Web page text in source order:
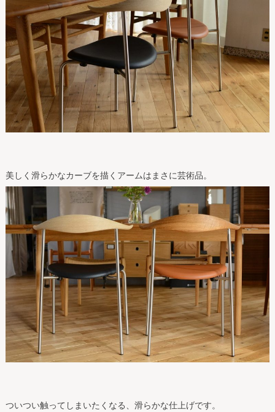
美しく滑らかなカーブを描くアームはまさに芸術品。
ついつい触ってしまいたくなる、滑らかな仕上げです。